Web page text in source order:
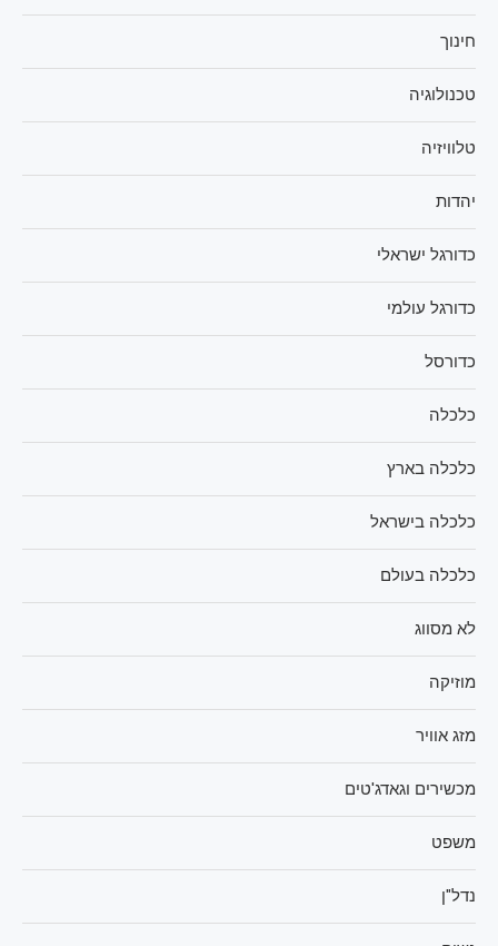
חינוך
טכנולוגיה
טלוויזיה
יהדות
כדורגל ישראלי
כדורגל עולמי
כדורסל
כלכלה
כלכלה בארץ
כלכלה בישראל
כלכלה בעולם
לא מסווג
מוזיקה
מזג אוויר
מכשירים וגאדג'טים
משפט
נדל"ן